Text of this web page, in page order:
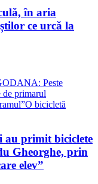
în aria
ce urcă la
au primit biciclete
Gheorghe, prin
elev”